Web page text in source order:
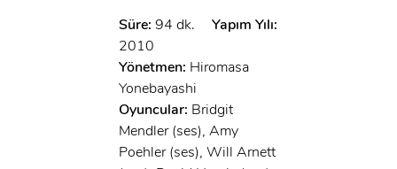
Süre: 94 dk.
Yapım Yılı:
2010
Yönetmen: Hiromasa
Yonebayashi
Oyuncular: Bridgit
Mendler (ses), Amy
Poehler (ses), Will Arnett